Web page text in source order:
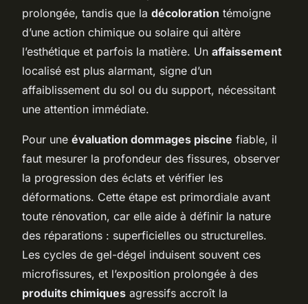
prolongée, tandis que la décoloration témoigne
d’une action chimique ou solaire qui altère
l’esthétique et parfois la matière. Un affaissement
localisé est plus alarmant, signe d’un
affaiblissement du sol ou du support, nécessitant
une attention immédiate.
Pour une évaluation dommages piscine fiable, il
faut mesurer la profondeur des fissures, observer
la progression des éclats et vérifier les
déformations. Cette étape est primordiale avant
toute rénovation, car elle aide à définir la nature
des réparations : superficielles ou structurelles.
Les cycles de gel-dégel induisent souvent ces
microfissures, et l’exposition prolongée à des
produits chimiques agressifs accroît la